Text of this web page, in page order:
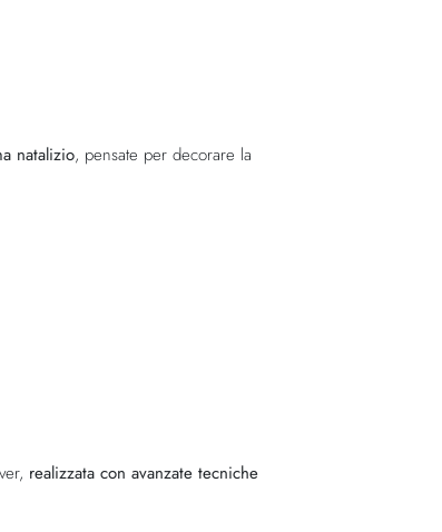
natalizio, pensate per decorare la
realizzata con avanzate tecniche